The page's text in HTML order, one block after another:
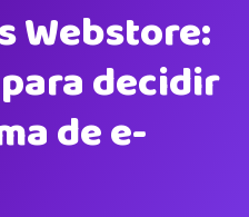
Webstore:
decidir
de e-